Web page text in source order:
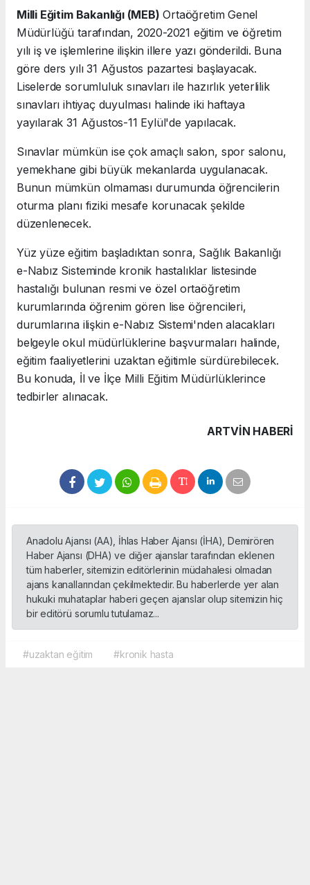
Milli Eğitim Bakanlığı (MEB) Ortaöğretim Genel
Müdürlüğü tarafından, 2020-2021 eğitim ve öğretim
yılı iş ve işlemlerine ilişkin illere yazı gönderildi. Buna
göre ders yılı 31 Ağustos pazartesi başlayacak.
Liselerde sorumluluk sınavları ile hazırlık yeterlilik
sınavları ihtiyaç duyulması halinde iki haftaya
yayılarak 31 Ağustos-11 Eylül'de yapılacak.
Sınavlar mümkün ise çok amaçlı salon, spor salonu,
yemekhane gibi büyük mekanlarda uygulanacak.
Bunun mümkün olmaması durumunda öğrencilerin
oturma planı fiziki mesafe korunacak şekilde
düzenlenecek.
Yüz yüze eğitim başladıktan sonra, Sağlık Bakanlığı
e-Nabız Sisteminde kronik hastalıklar listesinde
hastalığı bulunan resmi ve özel ortaöğretim
kurumlarında öğrenim gören lise öğrencileri,
durumlarına ilişkin e-Nabız Sistemi'nden alacakları
belgeyle okul müdürlüklerine başvurmaları halinde,
eğitim faaliyetlerini uzaktan eğitimle sürdürebilecek.
Bu konuda, İl ve İlçe Milli Eğitim Müdürlüklerince
tedbirler alınacak.
ARTVIN HABERİ
Anadolu Ajansı (AA), İhlas Haber Ajansı (İHA), Demirören
Haber Ajansı (DHA) ve diğer ajanslar tarafından eklenen
tüm haberler, sitemizin editörlerinin müdahalesi olmadan
ajans kanallarından çekilmektedir. Bu haberlerde yer alan
hukuki muhataplar haberi geçen ajanslar olup sitemizin hiç
bir editörü sorumlu tutulamaz...
#uzaktan eğitim #kronik hasta